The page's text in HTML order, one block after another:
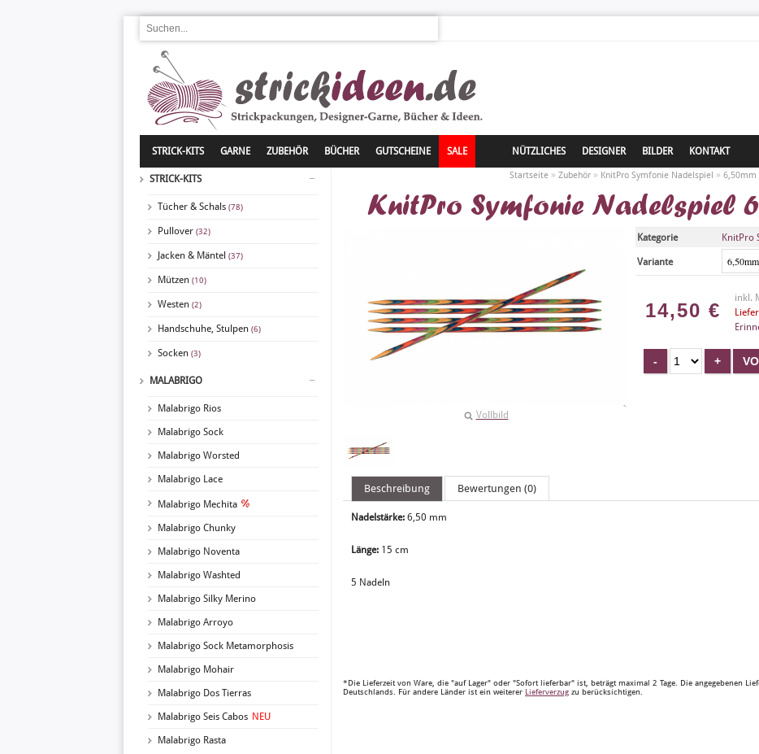
STRICK-KITS GARNE ZUBEHÖR BÜCHER GUTSCHEINE SALE NÜTZLICHES DESIGNER BILDER KONTAKT
STRICK-KITS
Tücher & Schals (78)
Pullover (32)
Jacken & Mäntel (37)
Mützen (10)
Westen (2)
Handschuhe, Stulpen (6)
Socken (3)
MALABRIGO
Malabrigo Rios
Malabrigo Sock
Malabrigo Worsted
Malabrigo Lace
Malabrigo Mechita
Malabrigo Chunky
Malabrigo Noventa
Malabrigo Washted
Malabrigo Silky Merino
Malabrigo Arroyo
Malabrigo Sock Metamorphosis
Malabrigo Mohair
Malabrigo Dos Tierras
Malabrigo Seis Cabos NEU
Malabrigo Rasta
Startseite » Zubehör » KnitPro Symfonie Nadelspiel » 6,50mm
KnitPro Symfonie Nadelspiel
Vollbild
Kategorie KnitPro
Variante
14,50 €
inkl.
Beschreibung Bewertungen (0)
Nadelstärke: 6,50 mm
Länge: 15 cm
5 Nadeln
*Die Lieferzeit von Ware, die "auf Lager" oder "Sofort lieferbar" ist, beträgt maximal 2 Tage. Die angegebenen
Deutschlands. Für andere Länder ist ein weiterer Lieferverzug zu berücksichtigen.